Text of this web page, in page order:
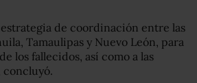
de coordinación entre las
Tamaulipas y Nuevo León, para
los fallecidos, así como a las
concluyó.